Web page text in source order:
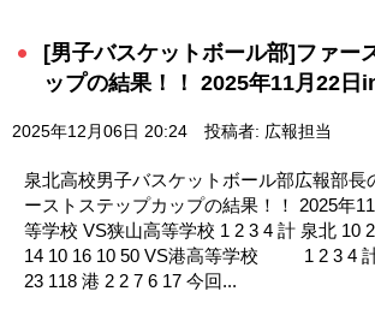
[男子バスケットボール部]ファー
ップの結果！！ 2025年11月22日
2025年12月06日 20:24 投稿者: 広報担当
泉北高校男子バスケットボール部広報部長
ーストステップカップの結果！！ 2025年
等学校 VS狭山高等学校 1 2 3 4 計 泉北 10
14 10 16 10 50 VS港高等学校 1 2 3 4 計
23 118 港 2 2 7 6 17 今回...